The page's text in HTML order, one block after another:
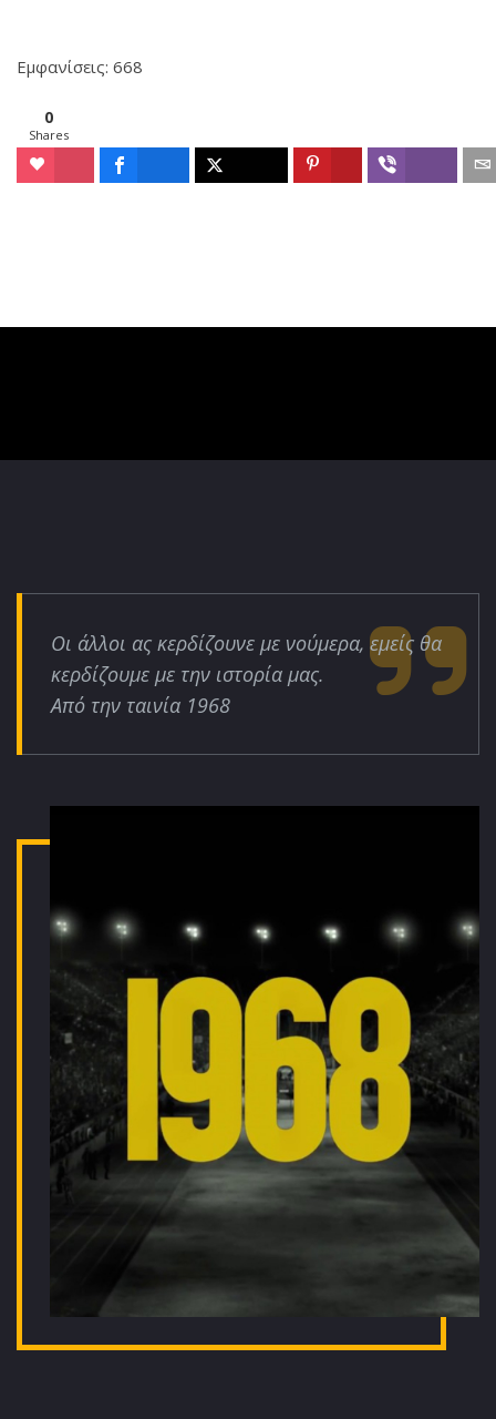
Εμφανίσεις: 668
0
Shares
Οι άλλοι ας κερδίζουνε με νούμερα, εμείς θα
κερδίζουμε με την ιστορία μας.
Από την ταινία 1968